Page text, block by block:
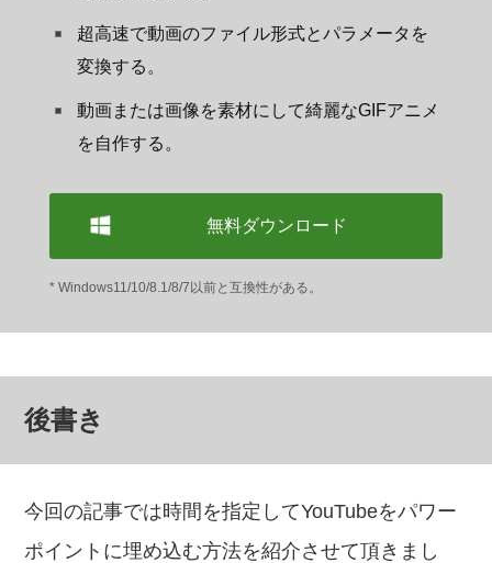
超高速で動画のファイル形式とパラメータを
変換する。
動画または画像を素材にして綺麗なGIFアニメ
を自作する。
無料ダウンロード
* Windows11/10/8.1/8/7以前と互換性がある。
後書き
今回の記事では時間を指定してYouTubeをパワー
ポイントに埋め込む方法を紹介させて頂きまし